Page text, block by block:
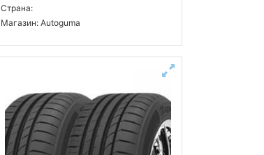
Страна:
Магазин: Autoguma